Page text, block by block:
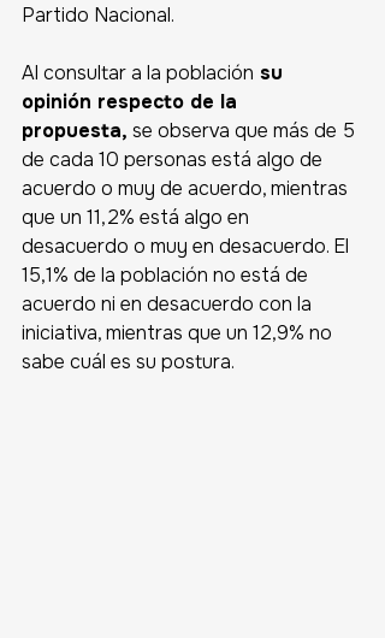
Partido Nacional.
Al consultar a la población su
opinión respecto de la
propuesta, se observa que más de 5
de cada 10 personas está algo de
acuerdo o muy de acuerdo, mientras
que un 11,2% está algo en
desacuerdo o muy en desacuerdo. El
15,1% de la población no está de
acuerdo ni en desacuerdo con la
iniciativa, mientras que un 12,9% no
sabe cuál es su postura.